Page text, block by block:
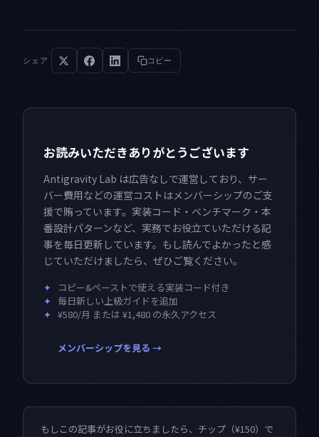
シェア コピー
お読みいただきありがとうございます
Antigravity Lab は広告なしで運営しており、サー
バー費用などの運営コストはメンバーシップのご支
援で賄っています。実装コード・ベンチマーク・本
番設計パターンなど、実務でお役立ていただける記
事を毎日更新しています。もし読んでよかったと感
じていただけましたら、ぜひご覧ください。
✦
コピー&ペーストで使える実装コード付き
✦ 毎日新しい上級ガイドを追加
✦ ¥580/月 または ¥1,480 の永久アクセス
メンバーシップを見る →
もしこの記事がお役に立ちましたら、チップ（¥150）で